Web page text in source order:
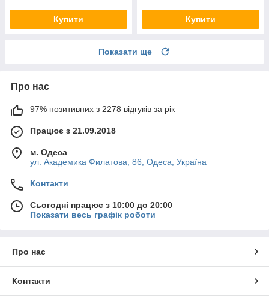
Купити Купити
Показати ще
Про нас
97% позитивних з 2278 відгуків за рік
Працює з 21.09.2018
м. Одеса
ул. Академика Филатова, 86, Одеса, Україна
Контакти
Сьогодні працює з 10:00 до 20:00
Показати весь графік роботи
Про нас
Контакти